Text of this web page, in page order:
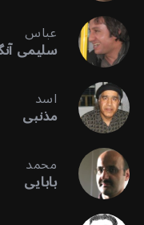
عباس
سلیمی
اسد
مذنبی
محمد
بابایی